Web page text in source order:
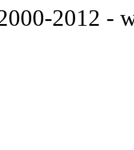
2012 -